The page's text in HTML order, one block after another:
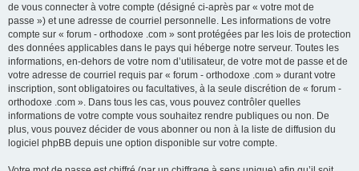
de vous connecter à votre compte (désigné ci-après par « votre mot de
passe ») et une adresse de courriel personnelle. Les informations de votre
compte sur « forum - orthodoxe .com » sont protégées par les lois de protection
des données applicables dans le pays qui héberge notre serveur. Toutes les
informations, en-dehors de votre nom d’utilisateur, de votre mot de passe et de
votre adresse de courriel requis par « forum - orthodoxe .com » durant votre
inscription, sont obligatoires ou facultatives, à la seule discrétion de « forum -
orthodoxe .com ». Dans tous les cas, vous pouvez contrôler quelles
informations de votre compte vous souhaitez rendre publiques ou non. De
plus, vous pouvez décider de vous abonner ou non à la liste de diffusion du
logiciel phpBB depuis une option disponible sur votre compte.